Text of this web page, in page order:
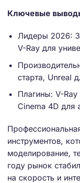
Ключевые
Лидеры 2026:
V-Ray для
старта, Unreal
Плагины: V-Ray
Cinema 4D для
инструментов,
моделирование,
году рынок
на скорость и